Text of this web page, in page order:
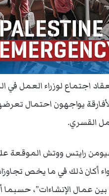
اجتماع لوزراء العمل في
يواجهون احتمال
القسري.
رايتس ووتش الموقعة
أكان ذلك في ما يخص
عمال الإنشاءات”، حسبما